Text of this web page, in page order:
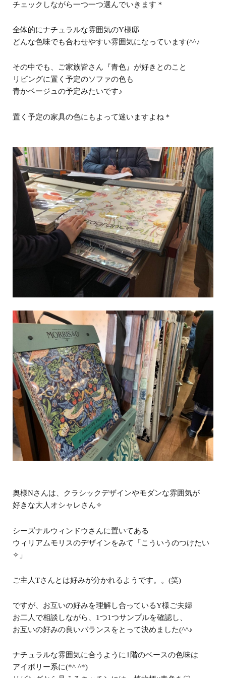
チェックしながら一つ一つ選んでいきます＊
全体的にナチュラルな雰囲気のY様邸
どんな色味でも合わせやすい雰囲気になっています(^^♪
その中でも、ご家族皆さん『青色』が好きとのこと
リビングに置く予定のソファの色も
青かベージュの予定みたいです♪
置く予定の家具の色にもよって迷いますよね＊
奥様Nさんは、クラシックデザインやモダンな雰囲気が
好きな大人オシャレさん✧
シーズナルウィンドウさんに置いてある
ウィリアムモリスのデザインをみて「こういうのつけたい
✧」
ご主人Tさんとは好みが分かれるようです。。(笑)
ですが、お互いの好みを理解し合っているY様ご夫婦
お二人で相談しながら、1つ1つサンプルを確認し、
お互いの好みの良いバランスをとって決めました(^^♪
ナチュラルな雰囲気に合うように1階のベースの色味は
アイボリー系に(*^ ^*)